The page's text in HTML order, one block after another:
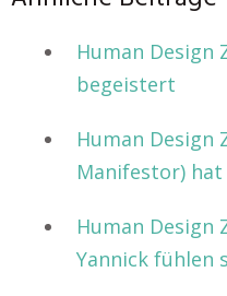
Human Design
begeistert
Human Design
Manifestor)
Human Design
Yannick fühlen